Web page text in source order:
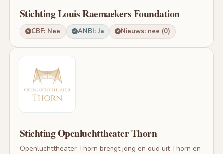
Stichting Louis Raemaekers Foundation
CBF: Nee ANBI: Ja Nieuws: nee (0)
Stichting Openluchttheater Thorn
Openluchttheater Thorn brengt jong en oud uit Thorn en